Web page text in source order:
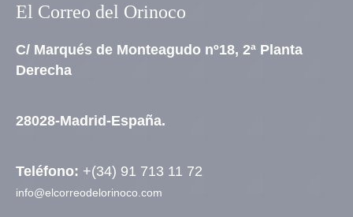
El Correo del Orinoco
C/ Marqués de Monteagudo nº18, 2ª Planta
Derecha
28028-Madrid-España.
Teléfono: +(34) 91 713 11 72
info@elcorreodelorinoco.com